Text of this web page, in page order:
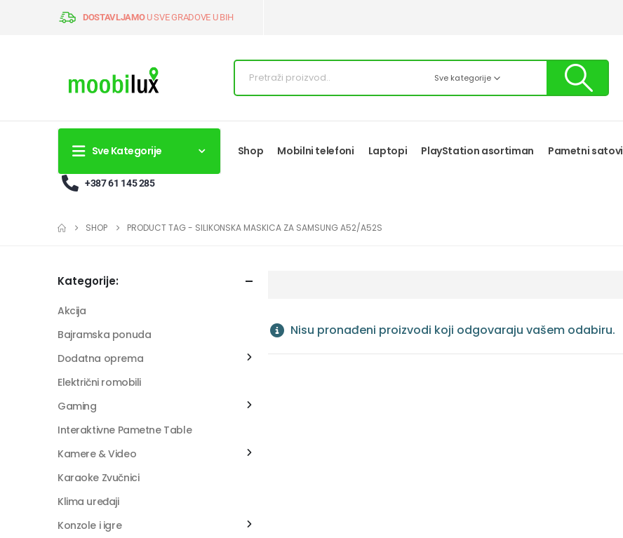
DOSTAVLJAMOU SVE GRADOVE U BIH
Sve kategorije
Sve Kategorije Shop Mobilni telefoni Laptopi PlayStation asortiman Pametni satovi
+387 61 145 285
SHOP PRODUCT TAG - SILIKONSKA MASKICA ZA SAMSUNG A52/A52S
Nisu pronađeni proizvodi koji odgovaraju vašem odabiru.
Kategorije:
Akcija
Bajramska ponuda
Dodatna oprema
Električni romobili
Gaming
Interaktivne Pametne Table
Kamere & Video
Karaoke Zvučnici
Klima uređaji
Konzole i igre